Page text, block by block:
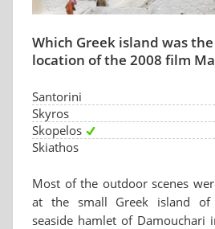
Which Greek island was
location of the 2008 film
Santorini
Skyros
Skopelos
Skiathos
Most of the outdoor scenes
at the small Greek island of
seaside hamlet of Damouchari